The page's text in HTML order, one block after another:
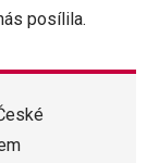
posílila.